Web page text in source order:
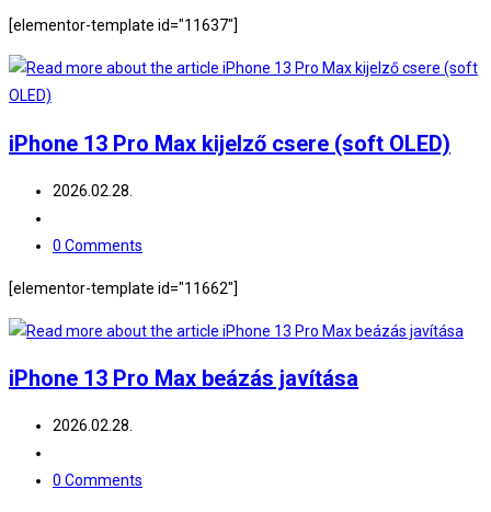
[elementor-template id="11637"]
iPhone 13 Pro Max kijelző csere (soft OLED)
Post
2026.02.28.
category:
Post
0 Comments
[elementor-template id="11662"]
iPhone 13 Pro Max beázás javítása
Post
2026.02.28.
category:
Post
0 Comments